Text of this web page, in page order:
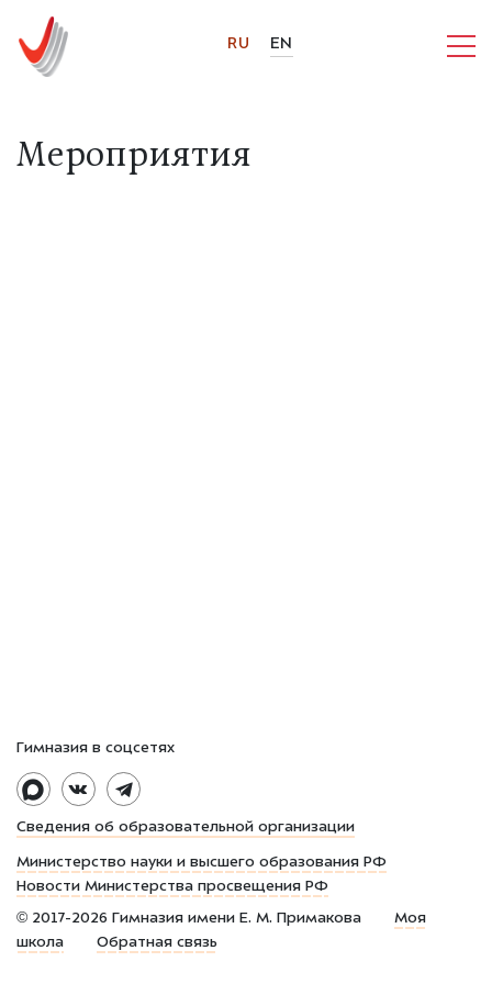
RU EN
Мероприятия
Сведения об образовательной организации
Министерство науки и высшего образования РФ
Новости Министерства просвещения РФ
© 2017-2026 Гимназия имени Е. М. Примакова
Моя
школа
Обратная связь
Гимназия в соцсетях